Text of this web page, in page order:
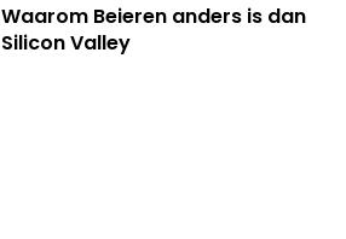
Waarom Beieren anders is dan
Silicon Valley